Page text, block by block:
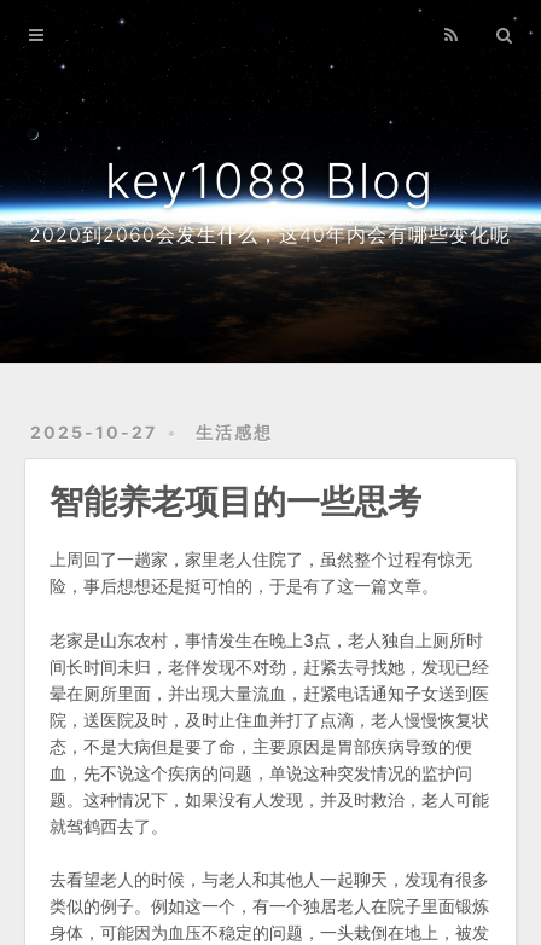
key1088 Blog
2020到2060会发生什么，这40年内会有哪些变化呢
2025-10-27 生活感想
智能养老项目的一些思考
上周回了一趟家，家里老人住院了，虽然整个过程有惊无
险，事后想想还是挺可怕的，于是有了这一篇文章。
老家是山东农村，事情发生在晚上3点，老人独自上厕所时
间长时间未归，老伴发现不对劲，赶紧去寻找她，发现已经
晕在厕所里面，并出现大量流血，赶紧电话通知子女送到医
院，送医院及时，及时止住血并打了点滴，老人慢慢恢复状
态，不是大病但是要了命，主要原因是胃部疾病导致的便
血，先不说这个疾病的问题，单说这种突发情况的监护问
题。这种情况下，如果没有人发现，并及时救治，老人可能
就驾鹤西去了。
去看望老人的时候，与老人和其他人一起聊天，发现有很多
类似的例子。例如这一个，有一个独居老人在院子里面锻炼
身体，可能因为血压不稳定的问题，一头栽倒在地上，被发
Home
About